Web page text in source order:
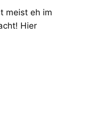
meist eh im
Hier